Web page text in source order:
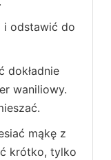
i odstawić do
dokładnie
waniliowy.
mąkę z
krótko, tylko